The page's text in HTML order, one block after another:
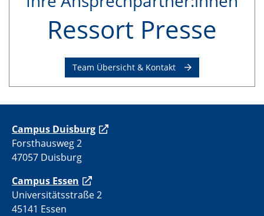
Ressort Presse
Team Übersicht & Kontakt
Campus Duisburg
Forsthausweg 2
47057 Duisburg
Campus Essen
Universitätsstraße 2
45141 Essen